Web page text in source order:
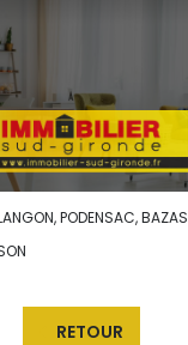
PODENSAC, BAZAS
RETOUR